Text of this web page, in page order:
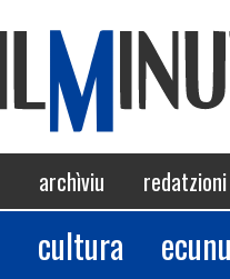
archìviu redatzioni
cultura